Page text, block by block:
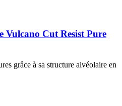
Vulcano Cut Resist Pure
grâce à sa structure alvéolaire en